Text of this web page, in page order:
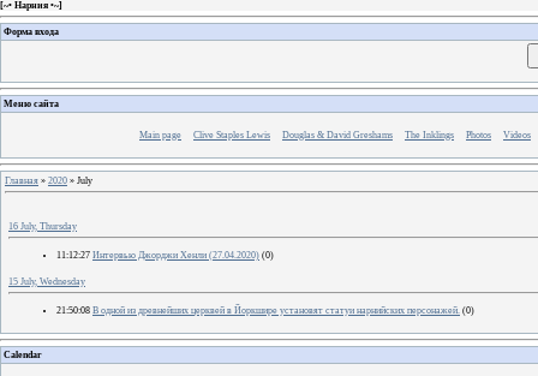
[~• Нарния •~]
Форма входа
Меню сайта
Main page Clive Staples Lewis Douglas & David Greshams The Inklings Photos Videos
Главная » 2020 » July
16 July, Thursday
11:12:27 Интервью Джорджи Хенли (27.04.2020) (0)
15 July, Wednesday
21:50:08 В одной из древнейших церквей в Йоркшире установят статуи нарнийских персонажей. (0)
Calendar